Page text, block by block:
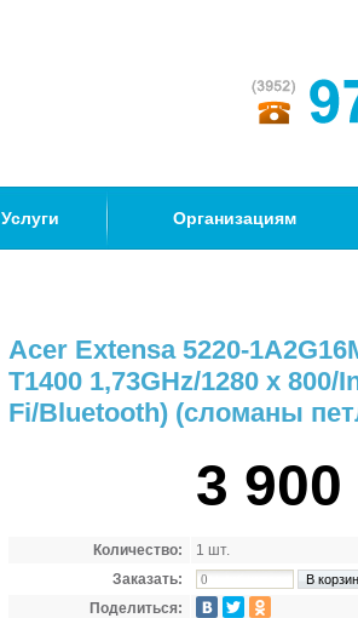
Услуги Организациям
Acer Extensa 5220-
T1400 1,73GHz/1280 x 800/
Fi/Bluetooth) (сломаны
3 900
Количество:
1 шт.
Заказать:
Поделиться: